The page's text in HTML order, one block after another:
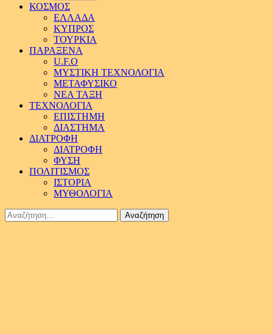
ΚΟΣΜΟΣ
ΕΛΛΑΔΑ
ΚΥΠΡΟΣ
ΤΟΥΡΚΙΑ
ΠΑΡΑΞΕΝΑ
U.F.O
ΜΥΣΤΙΚΗ ΤΕΧΝΟΛΟΓΙΑ
ΜΕΤΑΦΥΣΙΚΟ
ΝΕΑ ΤΑΞΗ
ΤΕΧΝΟΛΟΓΙΑ
ΕΠΙΣΤΗΜΗ
ΔΙΑΣΤΗΜΑ
ΔΙΑΤΡΟΦΗ
ΔΙΑΤΡΟΦΗ
ΦΥΣΗ
ΠΟΛΙΤΙΣΜΟΣ
ΙΣΤΟΡΙΑ
ΜΥΘΟΛΟΓΙΑ
Αναζήτηση
για: